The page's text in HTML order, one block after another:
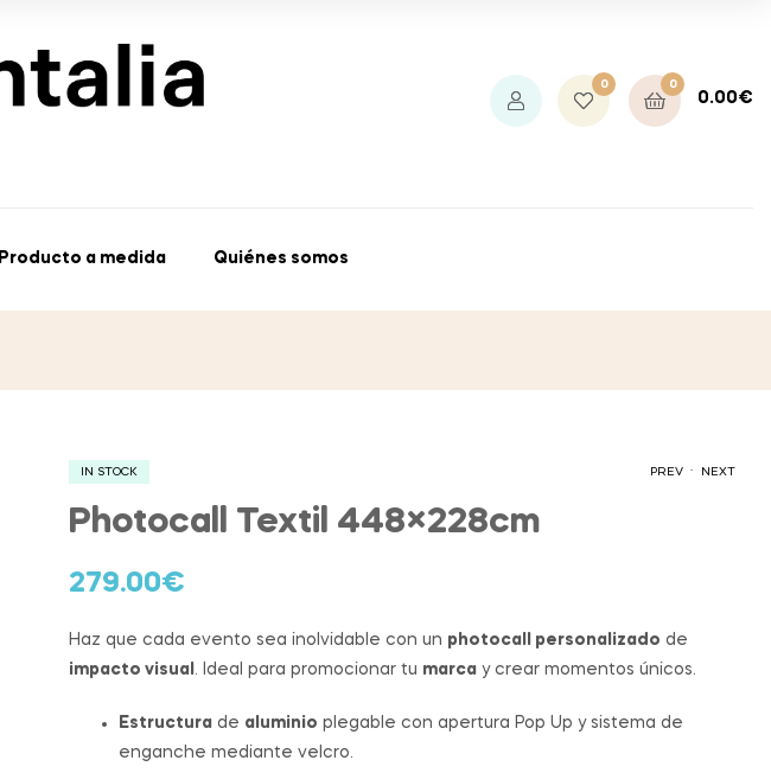
0 0
0.00€
Producto a medida Quiénes somos
PREV NEXT
IN STOCK
Photocall Textil 448×228cm
279.00€
Haz que cada evento sea inolvidable con un photocall personalizado de
impacto visual . Ideal para promocionar tu marca y crear momentos únicos.
Estructura de aluminio plegable con apertura Pop Up y sistema de
enganche mediante velcro.